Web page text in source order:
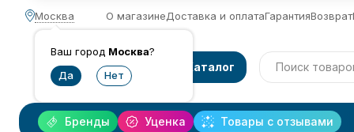
Москва
Ваш город Москва?
О магазинеДоставка и оплатаГарантияВозврат
Каталог
Уценка Товары с отзывами
Бренды